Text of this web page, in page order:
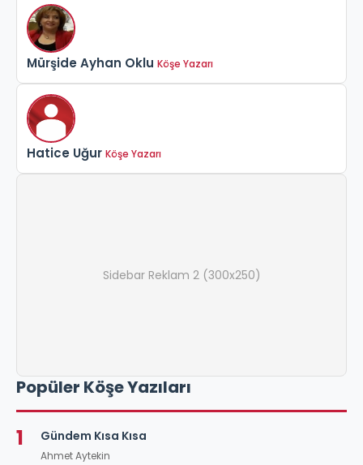
Mürşide Ayhan Oklu Köşe Yazarı
Hatice Uğur Köşe Yazarı
Sidebar Reklam 2 (300x250)
Popüler Köşe Yazıları
1 Gündem Kısa Kısa
Ahmet Aytekin